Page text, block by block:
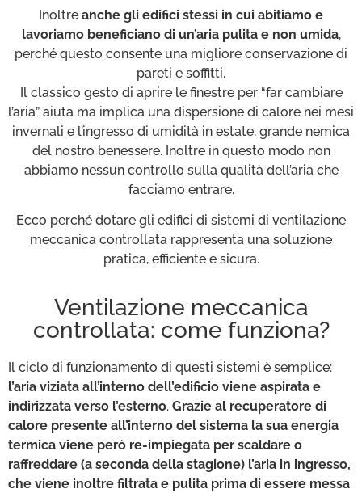
Inoltre anche gli edifici stessi in cui abitiamo e
lavoriamo beneficiano di un’aria pulita e non umida,
perché questo consente una migliore conservazione di
pareti e soffitti.
Il classico gesto di aprire le finestre per “far cambiare
l’aria” aiuta ma implica una dispersione di calore nei mesi
invernali e l’ingresso di umidità in estate, grande nemica
del nostro benessere. Inoltre in questo modo non
abbiamo nessun controllo sulla qualità dell’aria che
facciamo entrare.
Ecco perché dotare gli edifici di sistemi di ventilazione
meccanica controllata rappresenta una soluzione
pratica, efficiente e sicura.
Ventilazione meccanica
controllata: come funziona?
Il ciclo di funzionamento di questi sistemi è semplice:
l’aria viziata all’interno dell’edificio viene aspirata e
indirizzata verso l’esterno. Grazie al recuperatore di
calore presente all’interno del sistema la sua energia
termica viene però re-impiegata per scaldare o
raffreddare (a seconda della stagione) l’aria in ingresso,
che viene inoltre filtrata e pulita prima di essere messa